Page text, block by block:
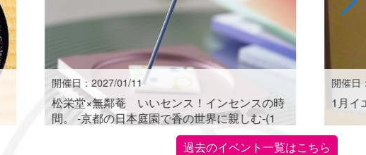
開催日：2027/01/11
松栄堂×無鄰菴 いいセンス！インセンスの時
間。 -京都の日本庭園で香の世界に親しむ-(1
開催日
1月イ
過去のイベント一覧はこちら